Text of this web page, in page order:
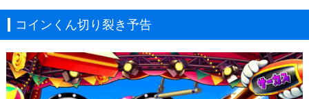
コインくん切り裂き予告